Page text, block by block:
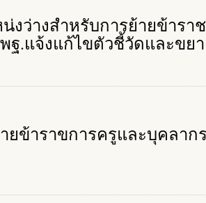
ว่างสำหรับการย้ายข้ารา
ฐ.แจ้งแก้ไขตัวชี้วัดและขย
ข้าราขการครูและบุคลา